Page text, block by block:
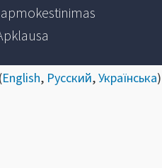
English, Русский,Українська)